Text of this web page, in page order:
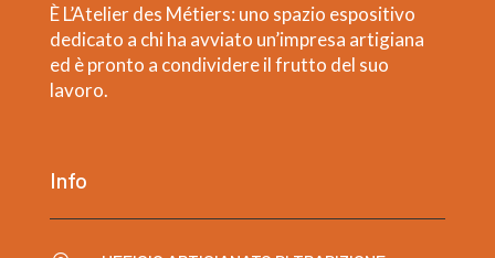
È L’Atelier des Métiers: uno spazio espositivo
dedicato a chi ha avviato un’impresa artigiana
ed è pronto a condividere il frutto del suo
lavoro.
Info